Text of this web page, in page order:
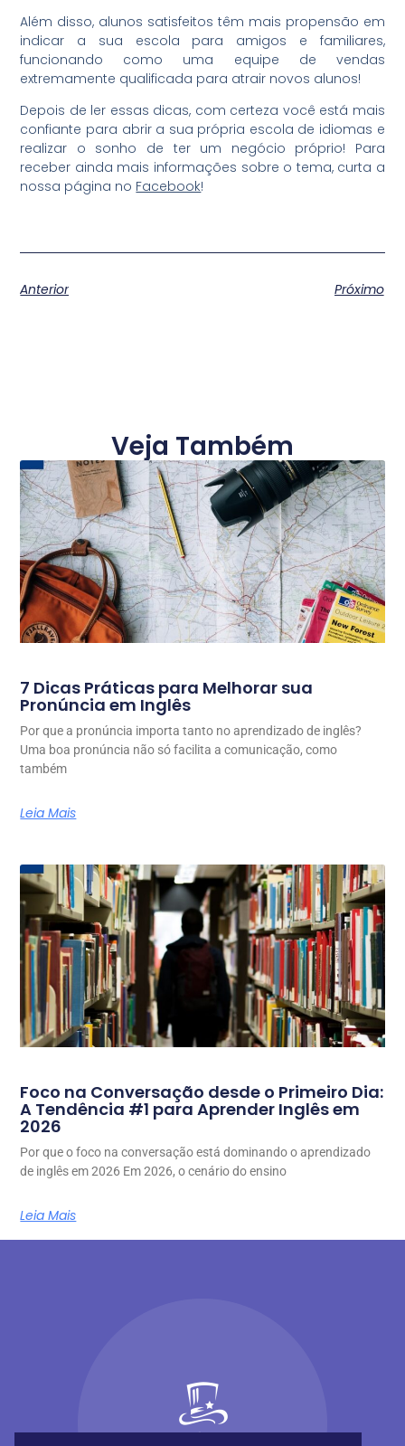
Além disso, alunos satisfeitos têm mais propensão em
indicar a sua escola para amigos e familiares,
funcionando como uma equipe de vendas
extremamente qualificada para atrair novos alunos!
Depois de ler essas dicas, com certeza você está mais
confiante para abrir a sua própria escola de idiomas e
realizar o sonho de ter um negócio próprio! Para
receber ainda mais informações sobre o tema, curta a
nossa página no Facebook!
Anterior Próximo
Veja Também
7 Dicas Práticas para Melhorar sua
Pronúncia em Inglês
Por que a pronúncia importa tanto no aprendizado de inglês?
Uma boa pronúncia não só facilita a comunicação, como
também
Leia Mais
Foco na Conversação desde o Primeiro Dia:
A Tendência #1 para Aprender Inglês em
2026
Por que o foco na conversação está dominando o aprendizado
de inglês em 2026 Em 2026, o cenário do ensino
Leia Mais